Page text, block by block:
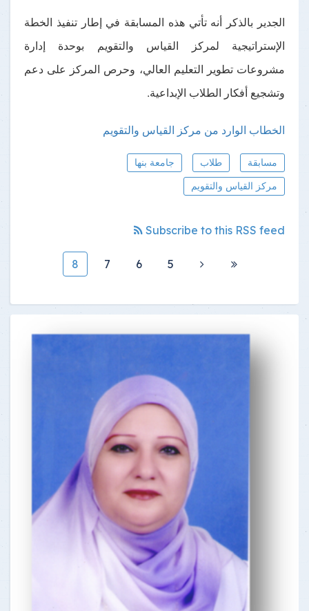
الجدير بالذكر أنه تأتي هذه المسابقة في إطار تنفيذ الخطة
الإستراتيجية لمركز القياس والتقويم بوحدة إدارة
مشروعات تطوير التعليم العالي، وحرص المركز على دعم
وتشجيع أفكار الطلاب الإبداعية.
الخطاب الوارد من مركز القياس والتقويم
مسابقة طلاب
جامعة بنها
مركز القياس والتقويم
Subscribe to this RSS feed
5
6
7
8